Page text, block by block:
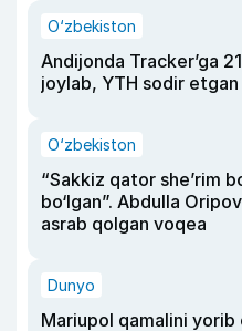
O‘zbekiston
Andijonda Tracker’ga
joylab, YTH sodir etgan
O‘zbekiston
“Sakkiz qator she’rim
bo‘lgan”. Abdulla
asrab qolgan voqea
Dunyo
Mariupol qamalini yorib